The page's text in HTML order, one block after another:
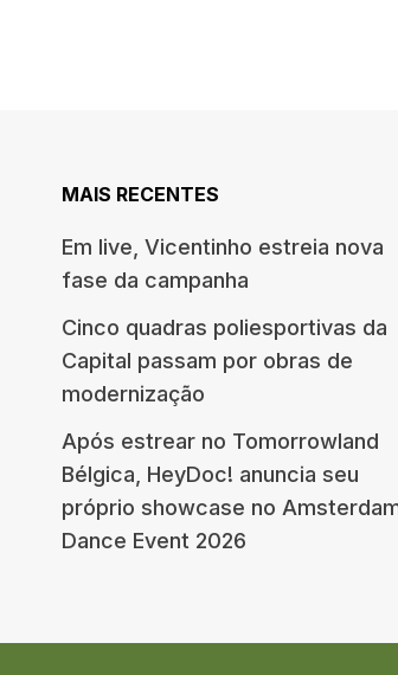
MAIS RECENTES
Em live, Vicentinho estreia nova
fase da campanha
Cinco quadras poliesportivas da
Capital passam por obras de
modernização
Após estrear no Tomorrowland
Bélgica, HeyDoc! anuncia seu
próprio showcase no
Dance Event 2026